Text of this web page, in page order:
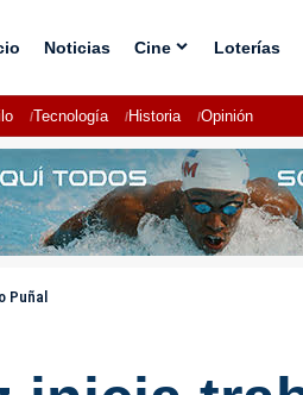
Noticias Cine Loterías
Tecnología Historia Opinión
Puñal